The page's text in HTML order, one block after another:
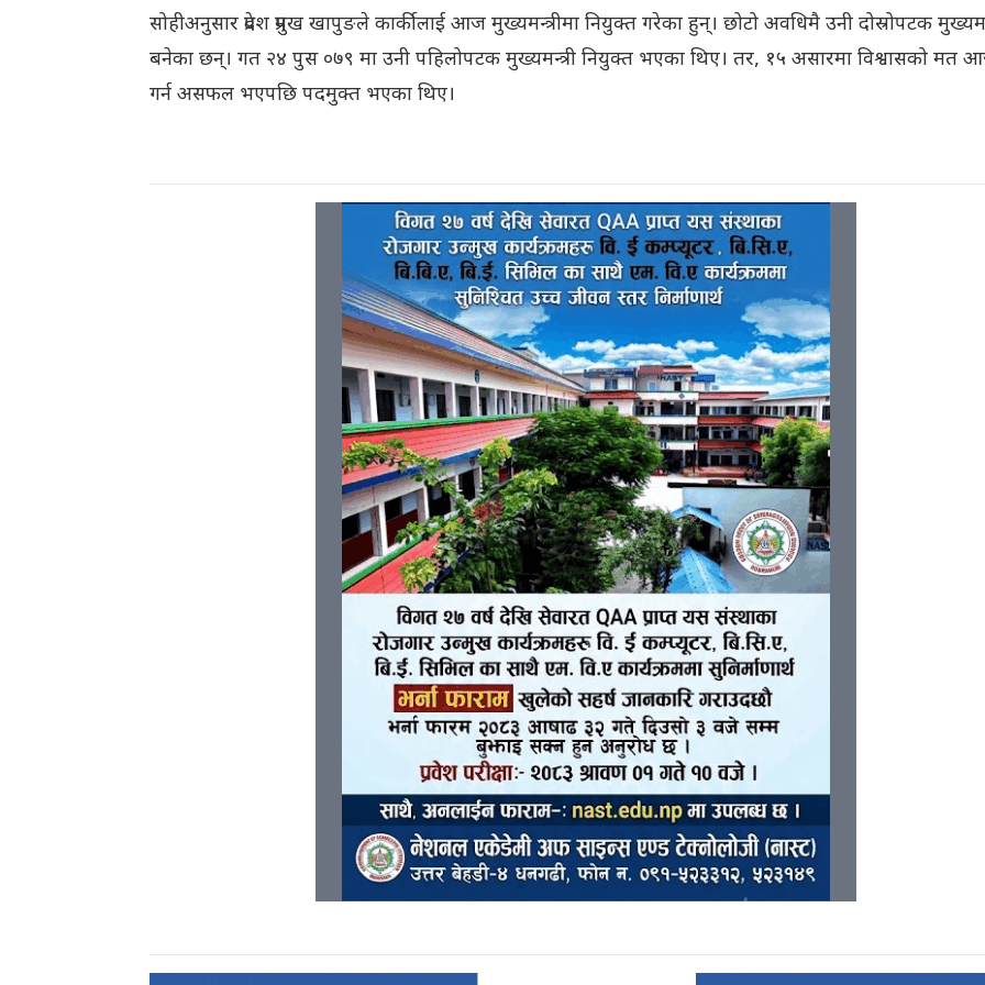
सोहीअनुसार प्रदेश प्रमुख खापुङले कार्कीलाई आज मुख्यमन्त्रीमा नियुक्त गरेका हुन्। छोटो अवधिमै उनी दोस्रोपटक
बनेका छन्। गत २४ पुस ०७९ मा उनी पहिलोपटक मुख्यमन्त्री नियुक्त भएका थिए। तर, १५ असारमा विश्वासको मत
गर्न असफल भएपछि पदमुक्त भएका थिए।